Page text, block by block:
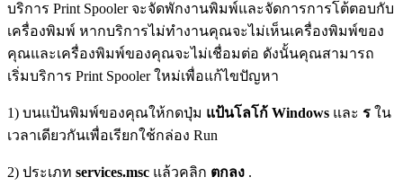
บริการ Print Spooler จะจัดพักงานพิมพ์และจัดการการโต้ตอบกับ
เครื่องพิมพ์ หากบริการไม่ทำงานคุณจะไม่เห็นเครื่องพิมพ์ของ
คุณและเครื่องพิมพ์ของคุณจะไม่เชื่อมต่อ ดังนั้นคุณสามารถ
เริ่มบริการ Print Spooler ใหม่เพื่อแก้ไขปัญหา
1) บนแป้นพิมพ์ของคุณให้กดปุ่ม แป้นโลโก้ Windows และ ร ใน
เวลาเดียวกันเพื่อเรียกใช้กล่อง Run
2) ประเภท services.msc แล้วคลิก ตกลง .